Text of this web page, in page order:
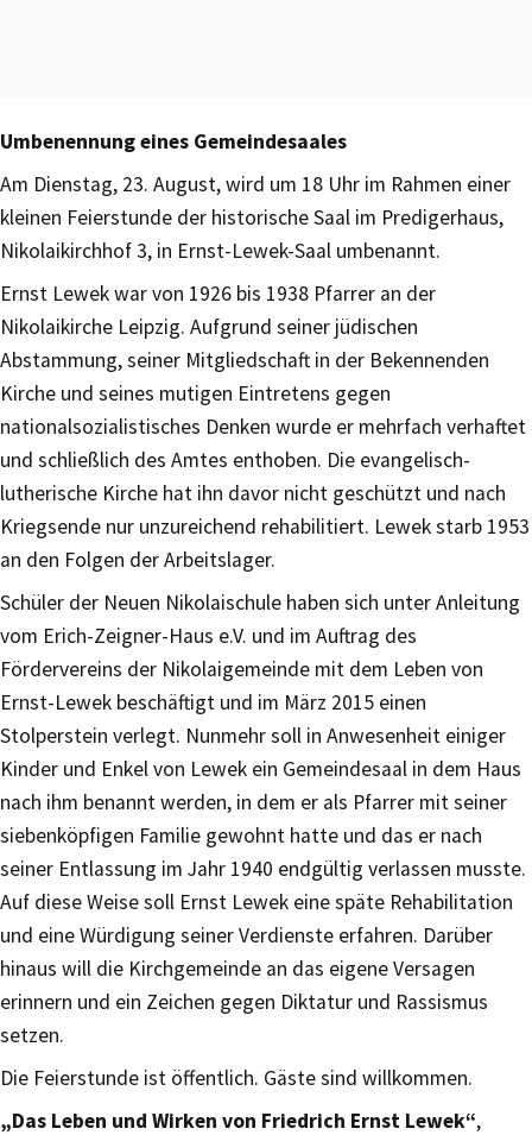
Umbenennung eines Gemeindesaales
Am Dienstag, 23. August, wird um 18 Uhr im Rahmen einer
kleinen Feierstunde der historische Saal im Predigerhaus,
Nikolaikirchhof 3, in Ernst-Lewek-Saal umbenannt.
Ernst Lewek war von 1926 bis 1938 Pfarrer an der
Nikolaikirche Leipzig. Aufgrund seiner jüdischen
Abstammung, seiner Mitgliedschaft in der Bekennenden
Kirche und seines mutigen Eintretens gegen
nationalsozialistisches Denken wurde er mehrfach verhaftet
und schließlich des Amtes enthoben. Die evangelisch-
lutherische Kirche hat ihn davor nicht geschützt und nach
Kriegsende nur unzureichend rehabilitiert. Lewek starb 1953
an den Folgen der Arbeitslager.
Schüler der Neuen Nikolaischule haben sich unter Anleitung
vom Erich-Zeigner-Haus e.V. und im Auftrag des
Fördervereins der Nikolaigemeinde mit dem Leben von
Ernst-Lewek beschäftigt und im März 2015 einen
Stolperstein verlegt. Nunmehr soll in Anwesenheit einiger
Kinder und Enkel von Lewek ein Gemeindesaal in dem Haus
nach ihm benannt werden, in dem er als Pfarrer mit seiner
siebenköpfigen Familie gewohnt hatte und das er nach
seiner Entlassung im Jahr 1940 endgültig verlassen musste.
Auf diese Weise soll Ernst Lewek eine späte Rehabilitation
und eine Würdigung seiner Verdienste erfahren. Darüber
hinaus will die Kirchgemeinde an das eigene Versagen
erinnern und ein Zeichen gegen Diktatur und Rassismus
setzen.
Die Feierstunde ist öffentlich. Gäste sind willkommen.
„Das Leben und Wirken von Friedrich Ernst Lewek“,